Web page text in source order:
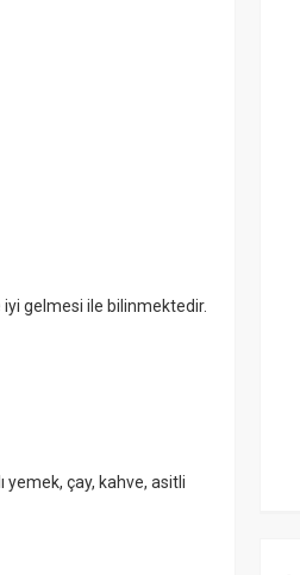
iyi gelmesi ile bilinmektedir.
yemek, çay, kahve, asitli